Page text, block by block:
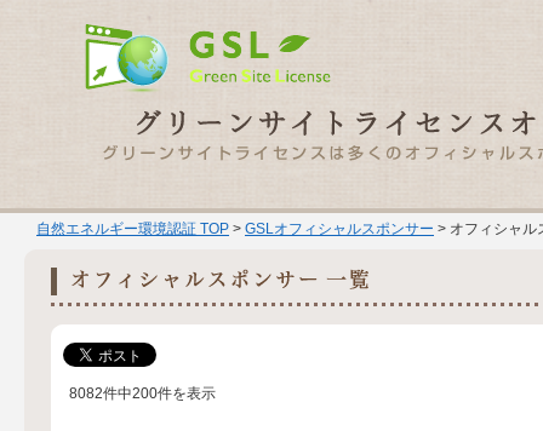
自然エネルギー環境認証 TOP > GSLオフィシャルスポンサー > オフィシャル
8082件中200件を表示